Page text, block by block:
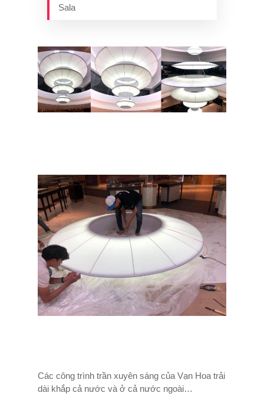
Sala
Các công trình trần xuyên sáng của Vạn Hoa trải
dài khắp cả nước và ở cả nước ngoài…